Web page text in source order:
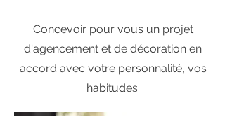
Concevoir pour vous un projet
d'agencement et de décoration en
accord avec votre personnalité, vos
habitudes.